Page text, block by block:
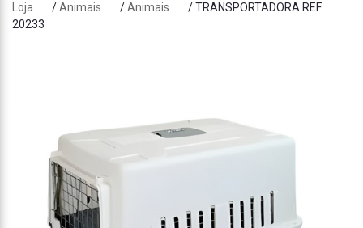
Sobre nós
Loja /Animais /Animais
/ TRANSPORTADORA REF
20233